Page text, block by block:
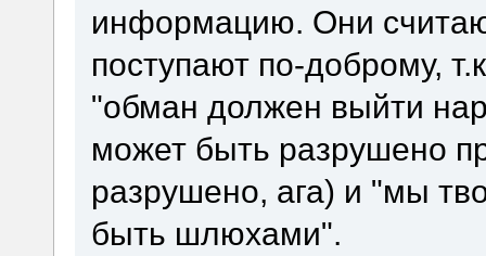
информацию. Они
поступают по-доброму,
"обман должен выйти
может быть разрушено
разрушено, ага) и "мы
быть шлюхами".